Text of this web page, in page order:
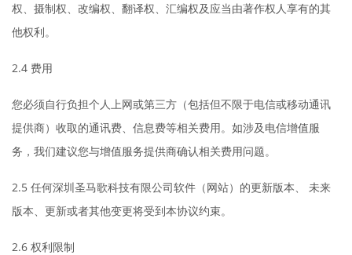
权、摄制权、改编权、翻译权、汇编权及应当由著作权人享有的其
他权利。
2.4 费用
您必须自行负担个人上网或第三方（包括但不限于电信或移动通讯
提供商）收取的通讯费、信息费等相关费用。如涉及电信增值服
务，我们建议您与增值服务提供商确认相关费用问题。
2.5 任何深圳圣马歌科技有限公司软件（网站）的更新版本、 未来
版本、更新或者其他变更将受到本协议约束。
2.6 权利限制